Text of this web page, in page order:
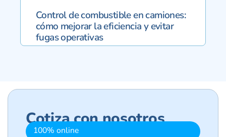
Control de combustible en camiones:
cómo mejorar la eficiencia y evitar
fugas operativas
Cotiza con nosotros
100% online